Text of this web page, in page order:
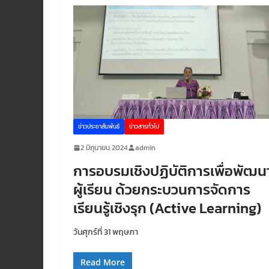
ข่าวประชาสัมพันธ์ ข่าวสารทั่วไป
2 มิถุนายน 2024 admin
การอบรมเชิงปฏิบัติการเพื่อพัฒน
ผู้เรียน ด้วยกระบวนการจัดการ
เรียนรู้เชิงรุก (Active Learning)
วันศุกร์ที่ 31 พฤษภา
Read More